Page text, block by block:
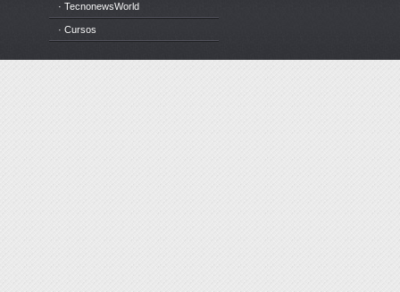
· TecnonewsWorld
· Cursos